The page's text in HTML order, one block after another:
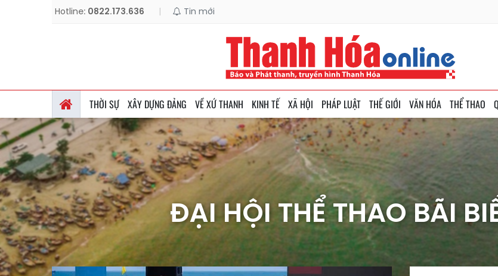
Hotline: 0822.173.636 | Tin mới
THỜI SỰ XÂY DỰNG ĐẢNG VỀ XỨ THANH KINH TẾ XÃ HỘI PHÁP LUẬT THẾ GIỚI VĂN HÓA THỂ THAO
ĐẠI HỘI THỂ THAO BÃI